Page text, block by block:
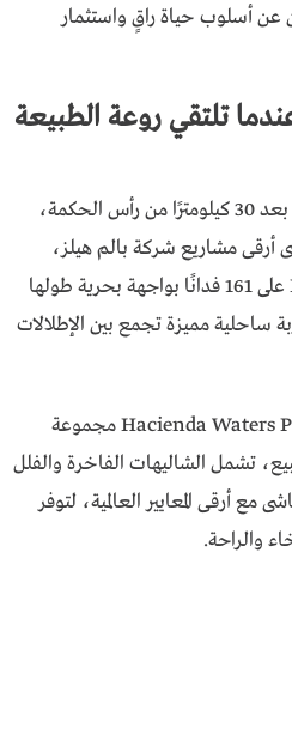
عن أسلوب حياة راقٍ واستثمار
تلتقي روعة الطبيعة
في قلب الساحل الشمالي، وعلى بعد 30 كيلومترًا من رأس الحكمة،
أرقى مشاريع شركة بالم هيلز،
حيث يمتد مشروع Palm Hills على 161 فدانًا بواجهة بحرية طولها
ساحلية مميزة تجمع بين الإطلالات
توفر Hacienda Waters Palm Hills North Coast مجموعة
تشمل الشاليهات الفاخرة والفلل
مع أرقى المعايير العالمية، لتوفر
والراحة.